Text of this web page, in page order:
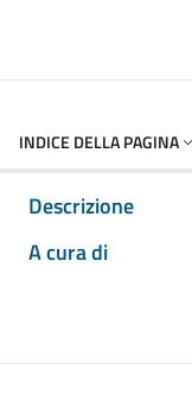
INDICE DELLA PAGINA
Descrizione
A cura di